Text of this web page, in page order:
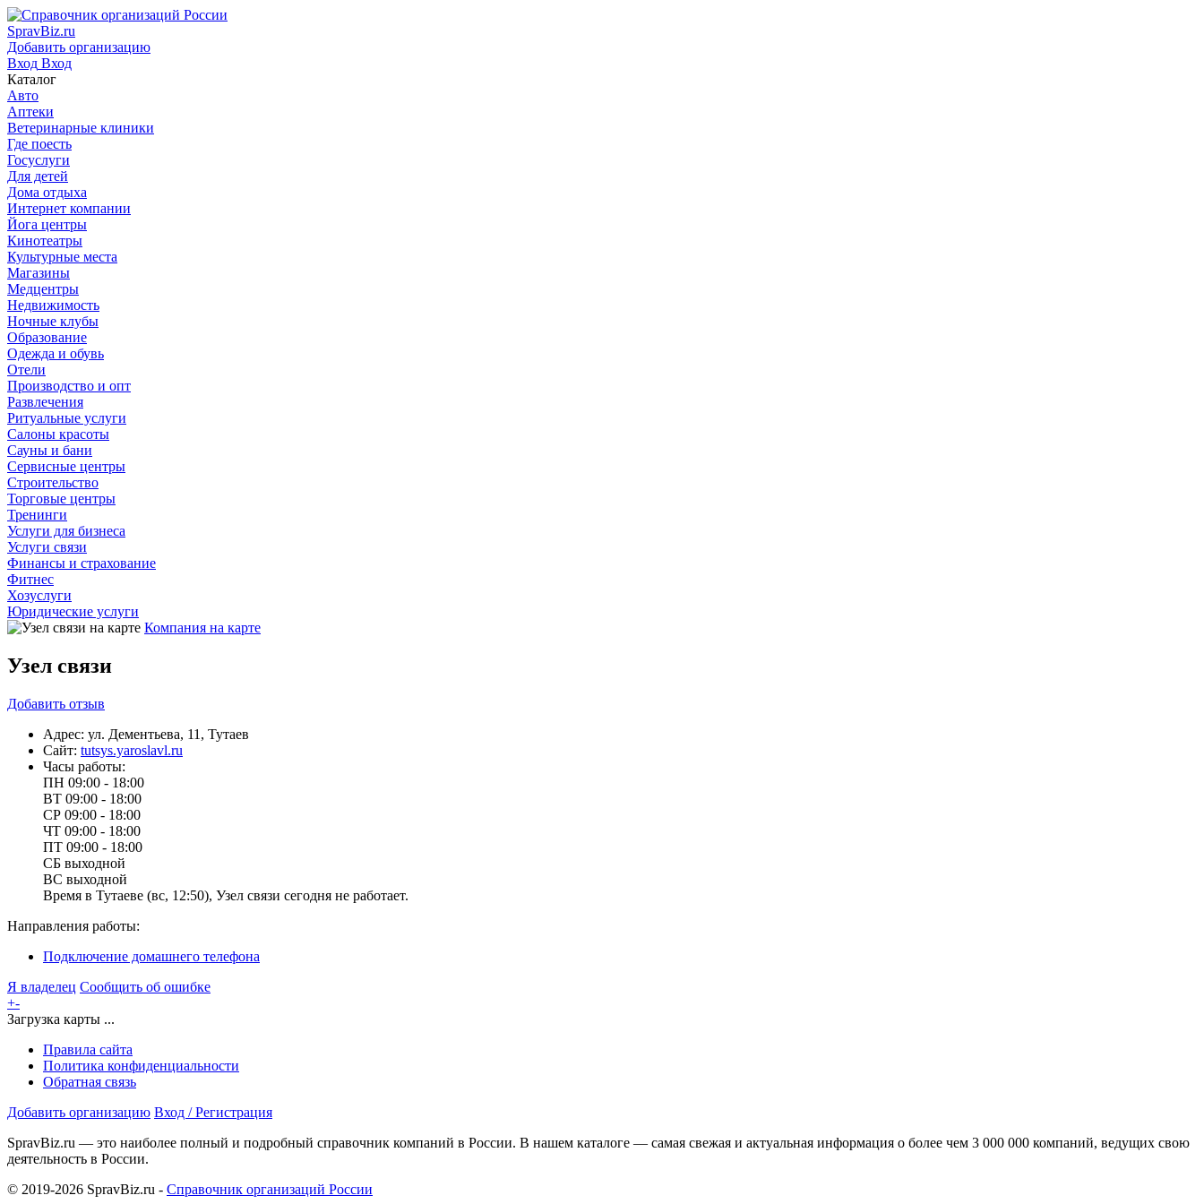
SpravBiz.ru
Добавить организацию
Вход Вход
Каталог
Авто
Аптеки
Ветеринарные клиники
Где поесть
Госуслуги
Для детей
Дома отдыха
Интернет компании
Йога центры
Кинотеатры
Культурные места
Магазины
Медцентры
Недвижимость
Ночные клубы
Образование
Одежда и обувь
Отели
Производство и опт
Развлечения
Ритуальные услуги
Салоны красоты
Сауны и бани
Сервисные центры
Строительство
Торговые центры
Тренинги
Услуги для бизнеса
Услуги связи
Финансы и страхование
Фитнес
Хозуслуги
Юридические услуги
Компания на карте
Узел связи
Добавить отзыв
Адрес: ул. Дементьева, 11, Тутаев
Сайт: tutsys.yaroslavl.ru
Часы работы:
ПН 09:00 - 18:00
ВТ 09:00 - 18:00
СР 09:00 - 18:00
ЧТ 09:00 - 18:00
ПТ 09:00 - 18:00
СБ выходной
ВС выходной
Время в Тутаеве (вс, 12:50), Узел связи сегодня не работает.
Направления работы:
Подключение домашнего телефона
Я владелец Сообщить об ошибке
+-
Загрузка карты ...
Правила сайта
Политика конфиденциальности
Обратная связь
Добавить организацию Вход / Регистрация
SpravBiz.ru — это наиболее полный и подробный справочник компаний в России. В нашем каталоге — самая свежая и актуальная информация о более чем 3 000 000 компаний, ведущих свою
деятельность в России.
© 2019-2026 SpravBiz.ru - Справочник организаций России